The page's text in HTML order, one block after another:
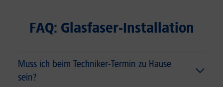
FAQ: Glasfaser-Installation
Muss ich beim Techniker-Termin zu Hause
sein?